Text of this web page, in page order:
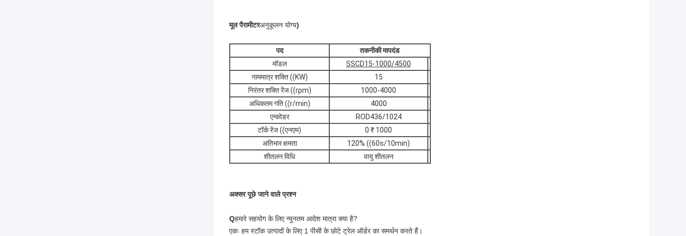
मूल पैरामीटरअनुकूलन योग्य)
पद
तकनीकी मापदंड
मॉडल
SSCD15-1000/4500
नाममात्र शक्ति ((KW)
15
निरंतर शक्ति रेंज ((rpm)
1000-4000
अधिकतम गति ((r/min)
4000
एन्कोडर
ROD436/1024
टॉर्क रेंज ((एनएम)
0 ₹ 1000
अतिभार क्षमता
120% ((60s/10min)
शीतलन विधि
वायु शीतलन
अक्सर पूछे जाने वाले प्रश्न
Qहमारे सहयोग के लिए न्यूनतम आदेश मात्रा क्या है?
एकः हम स्टॉक उत्पादों के लिए 1 पीसी के छोटे ट्रेल ऑर्डर का समर्थन करते हैं।